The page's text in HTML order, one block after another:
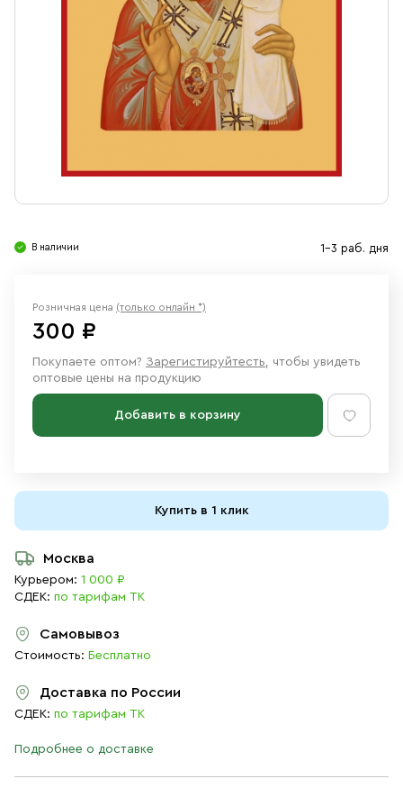
Ювелирные изделия
В наличии 1-3 раб. дня
Розничная цена (только онлайн *)
300 ₽
Покупаете оптом? Зарегистируйтесть, чтобы увидеть
оптовые цены на продукцию
Добавить в корзину
Купить в 1 клик
Москва
Курьером: 1 000 ₽
СДЕК: по тарифам ТК
Самовывоз
Стоимость: Бесплатно
Доставка по России
СДЕК: по тарифам ТК
Подробнее о доставке